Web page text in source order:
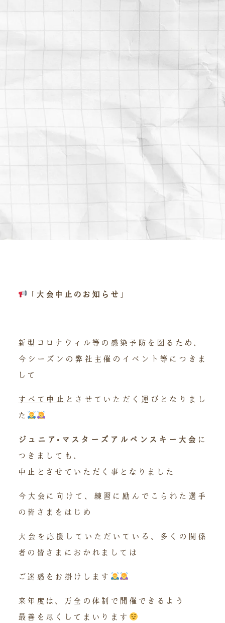
大会中止のお知らせ 」
新型コロナウィル等の感染予防を図るため、
今シーズンの弊社主催のイベント等につきま
して
すべて 中止 とさせていただく運びとなりまし
た
ジュニア•マスターズアルペンスキー大会 に
つきましても、
中止とさせていただく事となりました
今大会に向けて、練習に励んでこられた選手
の皆さまをはじめ
大会を応援していただいている、多くの関係
者の皆さまにおかれましては
ご迷惑をお掛けします
来年度は、万全の体制で開催できるよう
最善を尽くしてまいります